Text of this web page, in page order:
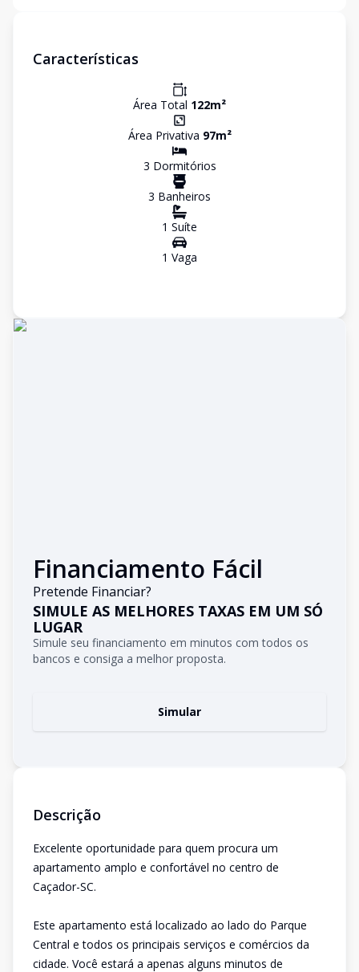
Características
Área Total 122m²
Área Privativa 97m²
3 Dormitórios
3 Banheiros
1 Suíte
1 Vaga
Financiamento Fácil
Pretende Financiar?
SIMULE AS MELHORES TAXAS EM UM SÓ
LUGAR
Simule seu financiamento em minutos com todos os
bancos e consiga a melhor proposta.
Simular
Descrição
Excelente oportunidade para quem procura um
apartamento amplo e confortável no centro de
Caçador-SC.
Este apartamento está localizado ao lado do Parque
Central e todos os principais serviços e comércios da
cidade. Você estará a apenas alguns minutos de